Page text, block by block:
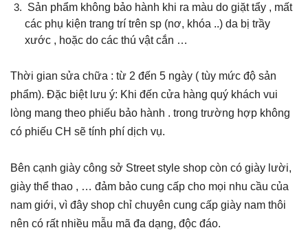
Sản phẩm không bảo hành khi ra màu do giặt tẩy , mất
các phụ kiện trang trí trên sp (nơ, khóa ..) da bị trầy
xước , hoặc do các thú vật cắn …
Thời gian sửa chữa : từ 2 đến 5 ngày ( tùy mức độ sản
phẩm). Đặc biệt lưu ý: Khi đến cửa hàng quý khách vui
lòng mang theo phiếu bảo hành . trong trường hợp không
có phiếu CH sẽ tính phí dịch vụ.
Bên cạnh giày công sở Street style shop còn có giày lười,
giày thể thao , … đảm bảo cung cấp cho mọi nhu cầu của
nam giới, vì đây shop chỉ chuyên cung cấp giày nam thôi
nên có rất nhiều mẫu mã đa dạng, độc đáo.